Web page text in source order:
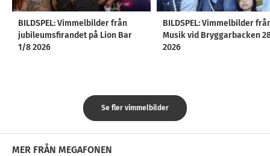
BILDSPEL: Vimmelbilder från
jubileumsfirandet på Lion Bar
1/8 2026
BILDSPEL: Vimmelbilder
Musik vid Bryggarbacken
2026
Se fler vimmelbilder
MER FRÅN MEGAFONEN